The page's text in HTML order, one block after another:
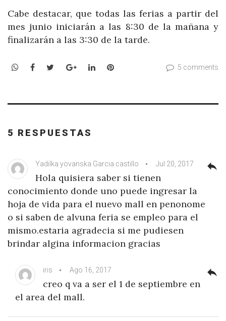
Cabe destacar, que todas las ferias a partir del
mes junio iniciarán a las 8:30 de la mañana y
finalizarán a las 3:30 de la tarde.
WhatsApp
Facebook
TwitterGoogle+LinkedInPinterest 5 comments
5 RESPUESTAS
Yadilka yovanska Garcia castillo Jul 20, 2017
Hola quisiera saber si tienen
conocimiento donde uno puede ingresar la
hoja de vida para el nuevo mall en penonome
o si saben de alvuna feria se empleo para el
mismo.estaria agradecia si me pudiesen
brindar algina informacion gracias
reply
iris Ago 16, 2017
creo q va a ser el 1 de septiembre en
el area del mall.
reply